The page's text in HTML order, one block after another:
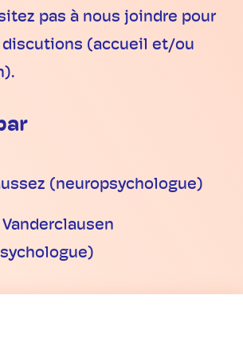
pas à nous joindre pour
discutions (accueil et/ou
(neuropsychologue)
pratiques